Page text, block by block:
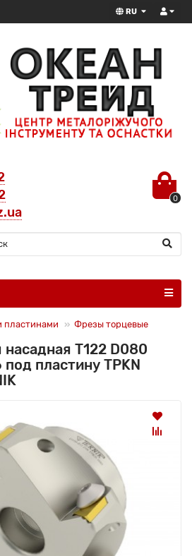
RU
0
пластинами Фрезы торцевые
T122 D080
пластину TPKN